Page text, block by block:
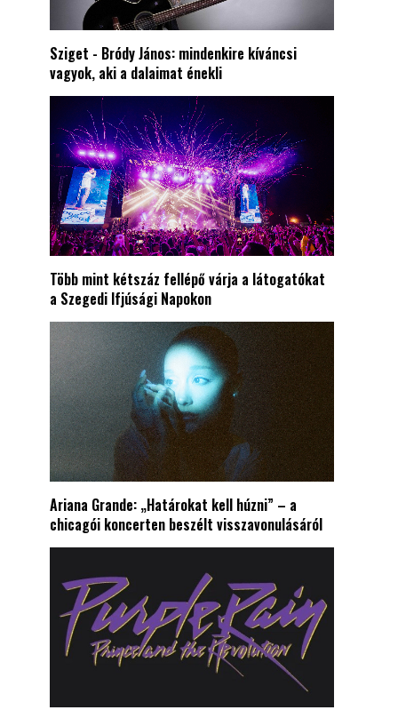
Sziget - Bródy János: mindenkire kíváncsi
vagyok, aki a dalaimat énekli
Több mint kétszáz fellépő várja a látogatókat
a Szegedi Ifjúsági Napokon
Ariana Grande: „Határokat kell húzni” – a
chicagói koncerten beszélt visszavonulásáról